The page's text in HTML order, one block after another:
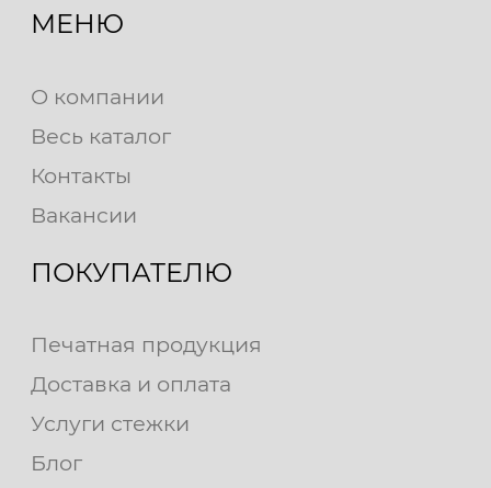
МЕНЮ
О компании
Весь каталог
Контакты
Вакансии
ПОКУПАТЕЛЮ
Печатная продукция
Доставка и оплата
Услуги стежки
Блог